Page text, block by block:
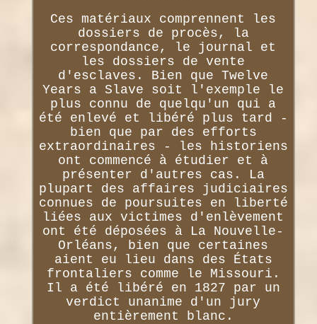
Ces matériaux comprennent les
dossiers de procès, la
correspondance, le journal et
les dossiers de vente
d'esclaves. Bien que Twelve
Years a Slave soit l'exemple le
plus connu de quelqu'un qui a
été enlevé et libéré plus tard -
bien que par des efforts
extraordinaires - les historiens
ont commencé à étudier et à
présenter d'autres cas. La
plupart des affaires judiciaires
connues de poursuites en liberté
liées aux victimes d'enlèvement
ont été déposées à La Nouvelle-
Orléans, bien que certaines
aient eu lieu dans des États
frontaliers comme le Missouri.
Il a été libéré en 1827 par un
verdict unanime d'un jury
entièrement blanc.